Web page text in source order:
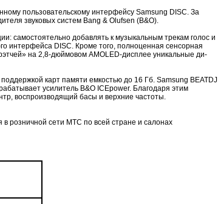
пользовательскому интерфейсу Samsung DISC. За
звуковых систем Bang & Olufsen (B&O).
самостоятельно добавлять к музыкальным трекам голос и
интерфейса DISC. Кроме того, полноценная сенсорная
на 2,8-дюймовом AMOLED-дисплее уникальные ди-
карт памяти емкостью до 16 Гб. Samsung BEATDJ
усилитель B&O ICEpower. Благодаря этим
воспроизводящий басы и верхние частоты.
розничной сети МТС по всей стране и салонах